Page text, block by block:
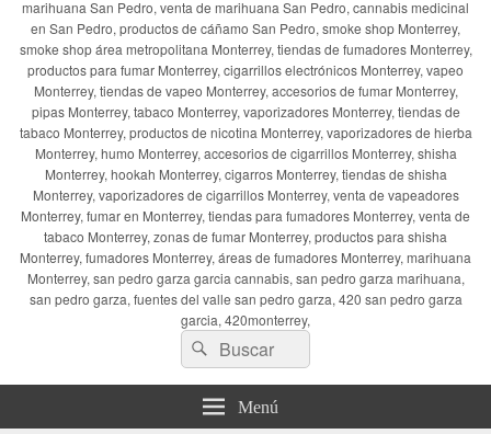
marihuana San Pedro, venta de marihuana San Pedro, cannabis medicinal
en San Pedro, productos de cáñamo San Pedro, smoke shop Monterrey,
smoke shop área metropolitana Monterrey, tiendas de fumadores Monterrey,
productos para fumar Monterrey, cigarrillos electrónicos Monterrey, vapeo
Monterrey, tiendas de vapeo Monterrey, accesorios de fumar Monterrey,
pipas Monterrey, tabaco Monterrey, vaporizadores Monterrey, tiendas de
tabaco Monterrey, productos de nicotina Monterrey, vaporizadores de hierba
Monterrey, humo Monterrey, accesorios de cigarrillos Monterrey, shisha
Monterrey, hookah Monterrey, cigarros Monterrey, tiendas de shisha
Monterrey, vaporizadores de cigarrillos Monterrey, venta de vapeadores
Monterrey, fumar en Monterrey, tiendas para fumadores Monterrey, venta de
tabaco Monterrey, zonas de fumar Monterrey, productos para shisha
Monterrey, fumadores Monterrey, áreas de fumadores Monterrey, marihuana
Monterrey, san pedro garza garcia cannabis, san pedro garza marihuana,
san pedro garza, fuentes del valle san pedro garza, 420 san pedro garza
garcia, 420monterrey,
Buscar
por:
Buscar
Menú